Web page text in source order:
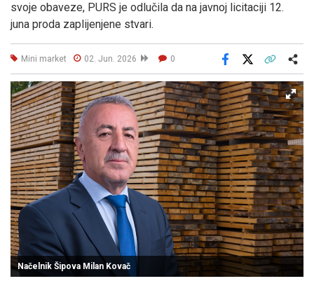
svoje obaveze, PURS je odlučila da na javnoj licitaciji 12.
juna proda zaplijenjene stvari.
Mini market 02. Jun. 2026 0
Facebook
Načelnik Šipova Milan Kovač